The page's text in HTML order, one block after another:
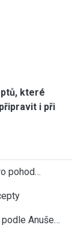
které
i při
pohod…
Anuše…